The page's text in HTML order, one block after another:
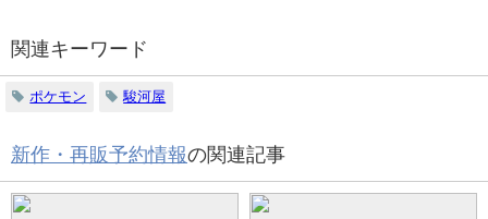
関連キーワード
ポケモン 駿河屋
新作・再販予約情報の関連記事